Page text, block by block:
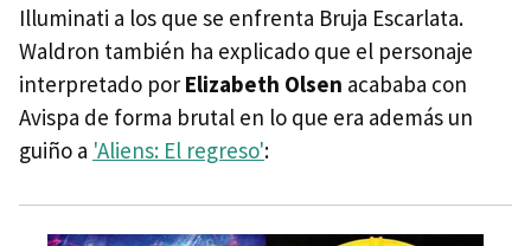
Illuminati a los que se enfrenta Bruja Escarlata.
Waldron también ha explicado que el personaje
interpretado por Elizabeth Olsen acababa con
Avispa de forma brutal en lo que era además un
guiño a 'Aliens: El regreso':